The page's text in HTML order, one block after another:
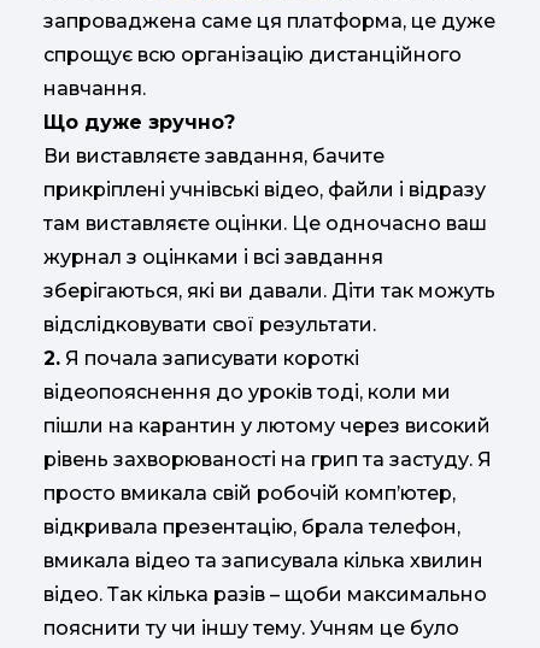
запроваджена саме ця платформа, це дуже
спрощує всю організацію дистанційного
навчання.
Що дуже зручно?
Ви виставляєте завдання, бачите
прикріплені учнівські відео, файли і відразу
там виставляєте оцінки. Це одночасно ваш
журнал з оцінками і всі завдання
зберігаються, які ви давали. Діти так можуть
відслідковувати свої результати.
2. Я почала записувати короткі
відеопояснення до уроків тоді, коли ми
пішли на карантин у лютому через високий
рівень захворюваності на грип та застуду. Я
просто вмикала свій робочій комп’ютер,
відкривала презентацію, брала телефон,
вмикала відео та записувала кілька хвилин
відео. Так кілька разів – щоби максимально
пояснити ту чи іншу тему. Учням це було